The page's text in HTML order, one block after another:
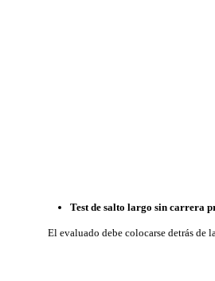
Test de salto largo sin carrera
El evaluado debe colocarse detrás de